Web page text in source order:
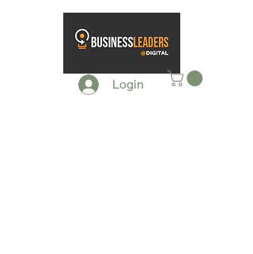
Login